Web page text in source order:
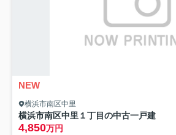
NEW
横浜市南区中里
横浜市南区中里１丁目の中古一戸建
4,850万円